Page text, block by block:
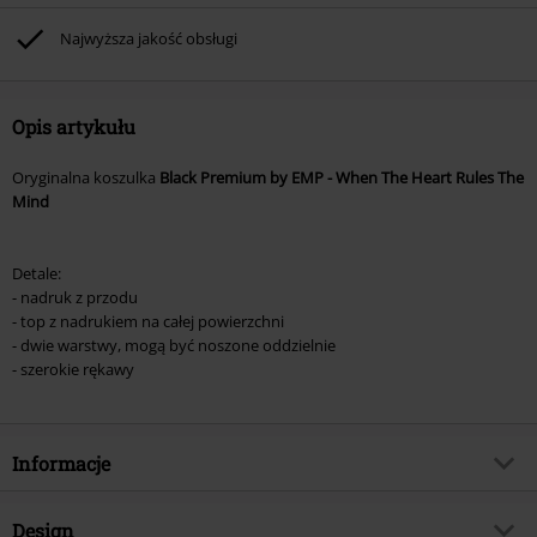
Rammstein, (Till) Lindemann, Böhse Onkelz, Broilers, Die Ärzte, Die Toten
Hosen, Metality oraz artykułów z donacją w cenie.
Najwyższa jakość obsługi
Opis artykułu
Oryginalna koszulka Black Premium by EMP - When The Heart Rules The
Mind
Detale:
- nadruk z przodu
- top z nadrukiem na całej powierzchni
- dwie warstwy, mogą być noszone oddzielnie
- szerokie rękawy
Informacje
Numer artykułu
Design